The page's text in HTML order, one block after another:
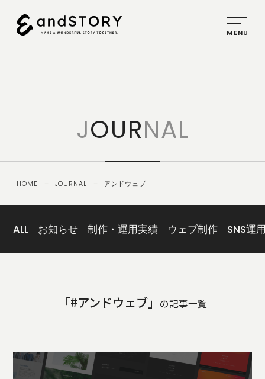
SERVICE
PLANNING
CREATIVE
IDENTITY
ABOUT
US
COMPANY
JOURNAL
US
OTHERS
JOURNAL
HOME － JOURNAL － アンドウェブ
ALL お知らせ 制作・運用実績 ウェブ制作 SNS運
「#アンドウェブ」 の記事一覧